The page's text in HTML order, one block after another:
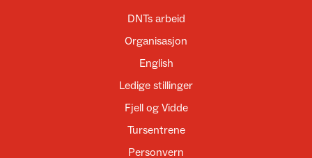
DNTs arbeid
Organisasjon
English
Ledige stillinger
Fjell og Vidde
Tursentrene
Personvern